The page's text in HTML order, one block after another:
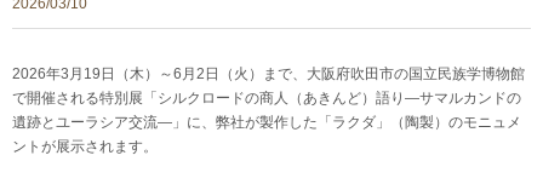
2026/03/10
2026年3月19日（木）～6月2日（火）まで、大阪府吹田市の国立民族学博物館
で開催される特別展「シルクロードの商人（あきんど）語り―サマルカンドの
遺跡とユーラシア交流―」に、弊社が製作した「ラクダ」（陶製）のモニュメ
ントが展示されます。